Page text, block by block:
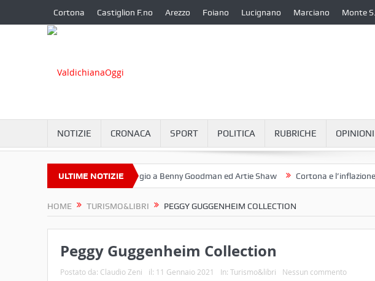
Cortona Castiglion F.no Arezzo Foiano Lucignano Marciano Monte
NOTIZIE CRONACA SPORT POLITICA RUBRICHE OPINIONI
ULTIME NOTIZIE
a Camucia? Omaggio a Benny Goodman ed Artie Shaw Cortona e l’inflazione…
HOME TURISMO&LIBRI PEGGY GUGGENHEIM COLLECTION
Peggy Guggenheim Collection
Postato da: Claudio Zeni il: 11 Gennaio 2021 In: Turismo&libri Nessun commento